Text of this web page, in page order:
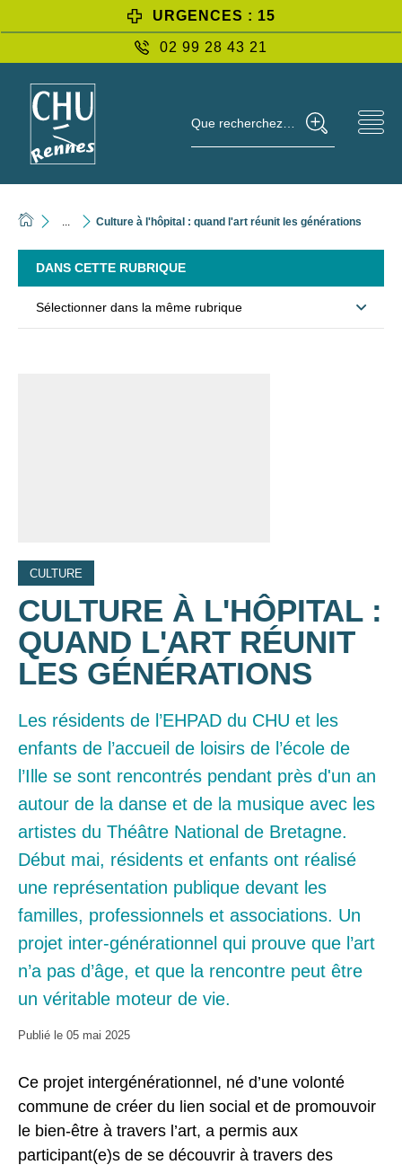
URGENCES : 15
02 99 28 43 21
Que recherchez-vous ?
Culture à l'hôpital : quand l'art réunit les générations
DANS CETTE RUBRIQUE
Sélectionner dans la même rubrique
CULTURE
CULTURE À L'HÔPITAL :
QUAND L'ART RÉUNIT
LES GÉNÉRATIONS
Les résidents de l’EHPAD du CHU et les
enfants de l’accueil de loisirs de l’école de
l’Ille se sont rencontrés pendant près d'un an
autour de la danse et de la musique avec les
artistes du Théâtre National de Bretagne.
Début mai, résidents et enfants ont réalisé
une représentation publique devant les
familles, professionnels et associations. Un
projet inter-générationnel qui prouve que l’art
n’a pas d’âge, et que la rencontre peut être
un véritable moteur de vie.
Publié le 05 mai 2025
Ce projet intergénérationnel, né d’une volonté
commune de créer du lien social et de promouvoir
le bien-être à travers l’art, a permis aux
participant(e)s de se découvrir à travers des